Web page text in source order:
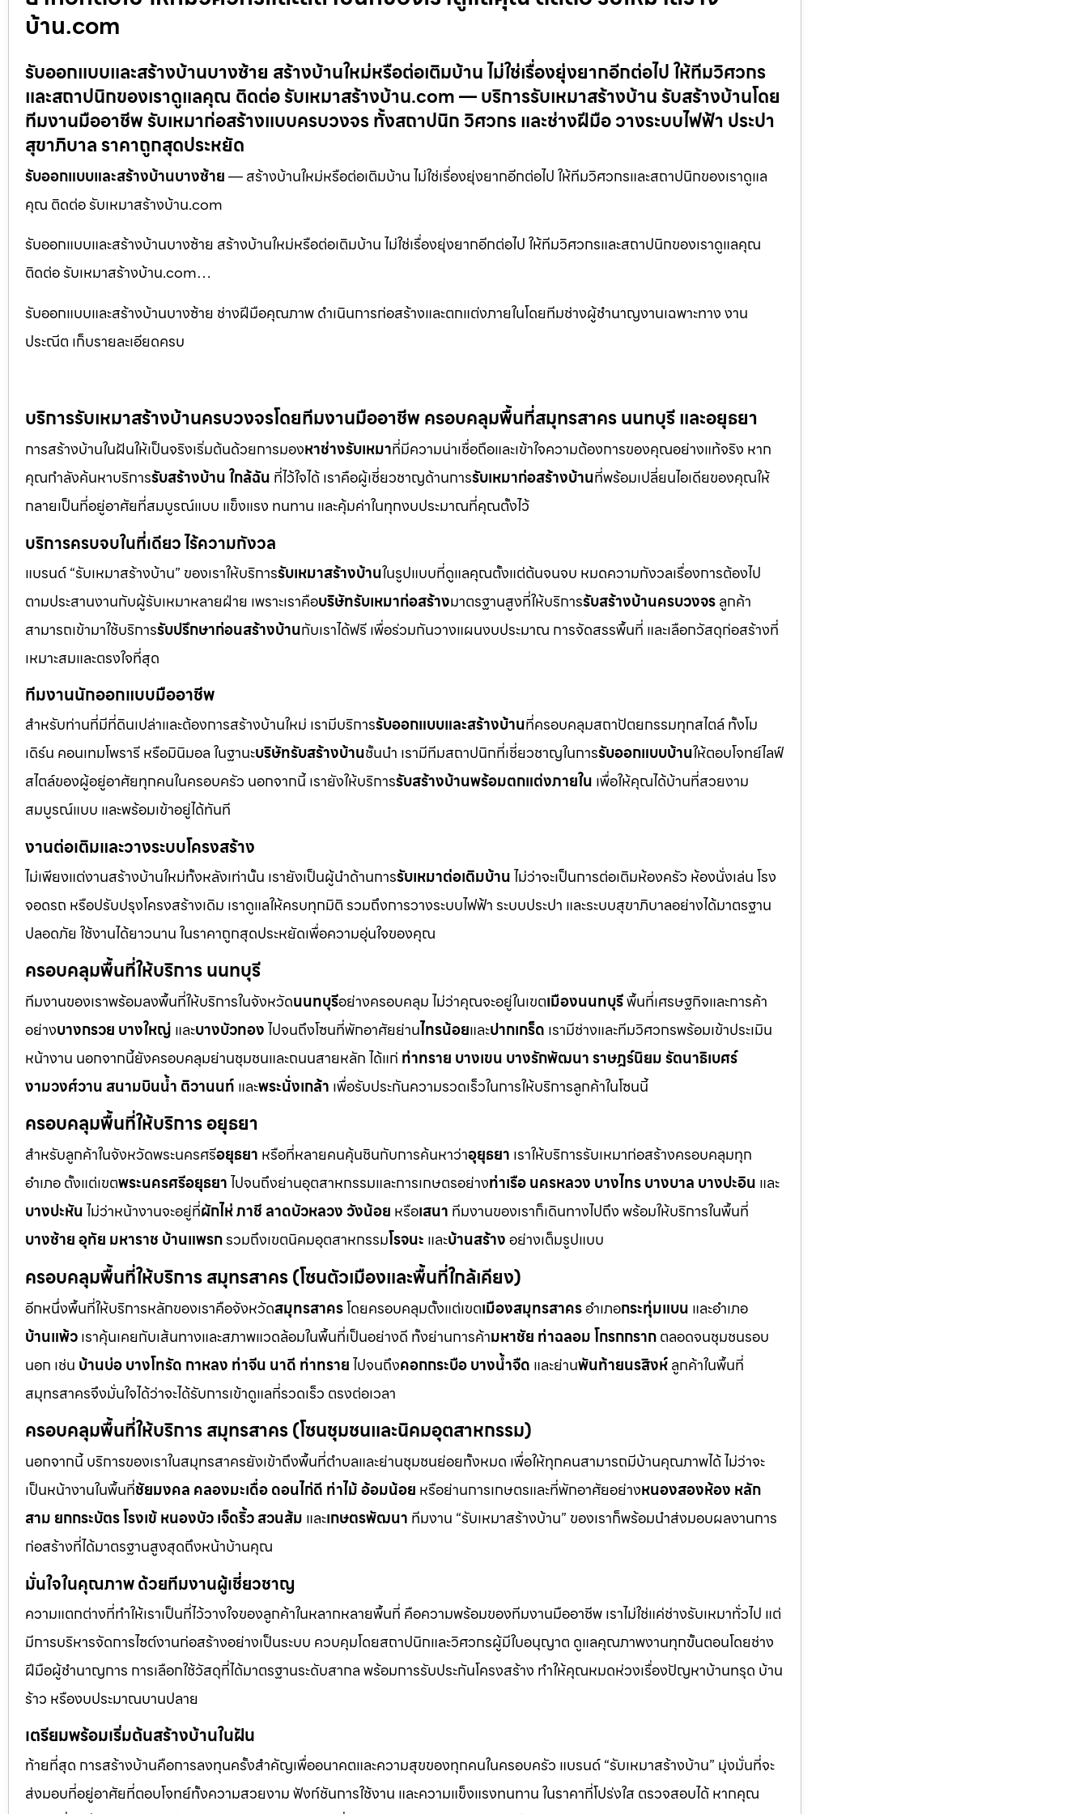
บ้าน.com
รับออกแบบและสร้างบ้านบางซ้าย สร้างบ้านใหม่หรือต่อเติมบ้าน ไม่ใช่เรื่องยุ่งยากอีกต่อไป ให้ทีมวิศวกร
และสถาปนิกของเราดูแลคุณ ติดต่อ รับเหมาสร้างบ้าน.com — บริการรับเหมาสร้างบ้าน รับสร้างบ้านโดย
ทีมงานมืออาชีพ รับเหมาก่อสร้างแบบครบวงจร ทั้งสถาปนิก วิศวกร และช่างฝีมือ วางระบบไฟฟ้า ประปา
สุขาภิบาล ราคาถูกสุดประหยัด
รับออกแบบและสร้างบ้านบางซ้าย— สร้างบ้านใหม่หรือต่อเติมบ้าน ไม่ใช่เรื่องยุ่งยากอีกต่อไป ให้ทีมวิศวกรและสถาปนิกของเราดูแล
คุณ ติดต่อ รับเหมาสร้างบ้าน.com
รับออกแบบและสร้างบ้านบางซ้าย สร้างบ้านใหม่หรือต่อเติมบ้าน ไม่ใช่เรื่องยุ่งยากอีกต่อไป ให้ทีมวิศวกรและสถาปนิกของเราดูแลคุณ
ติดต่อ รับเหมาสร้างบ้าน.com…
รับออกแบบและสร้างบ้านบางซ้าย ช่างฝีมือคุณภาพ ดำเนินการก่อสร้างและตกแต่งภายในโดยทีมช่างผู้ชำนาญงานเฉพาะทาง งาน
ประณีต เก็บรายละเอียดครบ
บริการรับเหมาสร้างบ้านครบวงจรโดยทีมงานมืออาชีพ ครอบคลุมพื้นที่สมุทรสาคร นนทบุรี และอยุธยา
การสร้างบ้านในฝันให้เป็นจริงเริ่มต้นด้วยการมองหาช่างรับเหมาที่มีความน่าเชื่อถือและเข้าใจความต้องการของคุณอย่างแท้จริง หาก
คุณกำลังค้นหาบริการรับสร้างบ้าน ใกล้ฉัน ที่ไว้ใจได้ เราคือผู้เชี่ยวชาญด้านการรับเหมาก่อสร้างบ้านที่พร้อมเปลี่ยนไอเดียของคุณให้
กลายเป็นที่อยู่อาศัยที่สมบูรณ์แบบ แข็งแรง ทนทาน และคุ้มค่าในทุกงบประมาณที่คุณตั้งไว้
บริการครบจบในที่เดียว ไร้ความกังวล
แบรนด์ “รับเหมาสร้างบ้าน” ของเราให้บริการรับเหมาสร้างบ้านในรูปแบบที่ดูแลคุณตั้งแต่ต้นจนจบ หมดความกังวลเรื่องการต้องไป
ตามประสานงานกับผู้รับเหมาหลายฝ่าย เพราะเราคือบริษัทรับเหมาก่อสร้างมาตรฐานสูงที่ให้บริการรับสร้างบ้านครบวงจรลูกค้า
สามารถเข้ามาใช้บริการรับปรึกษาก่อนสร้างบ้านกับเราได้ฟรี เพื่อร่วมกันวางแผนงบประมาณ การจัดสรรพื้นที่ และเลือกวัสดุก่อสร้างที่
เหมาะสมและตรงใจที่สุด
ทีมงานนักออกแบบมืออาชีพ
สำหรับท่านที่มีที่ดินเปล่าและต้องการสร้างบ้านใหม่ เรามีบริการรับออกแบบและสร้างบ้านที่ครอบคลุมสถาปัตยกรรมทุกสไตล์ ทั้งโม
เดิร์น คอนเทมโพรารี หรือมินิมอล ในฐานะบริษัทรับสร้างบ้านชั้นนำ เรามีทีมสถาปนิกที่เชี่ยวชาญในการรับออกแบบบ้านให้ตอบโจทย์ไลฟ์
สไตล์ของผู้อยู่อาศัยทุกคนในครอบครัว นอกจากนี้ เรายังให้บริการรับสร้างบ้านพร้อมตกแต่งภายใน เพื่อให้คุณได้บ้านที่สวยงาม
สมบูรณ์แบบ และพร้อมเข้าอยู่ได้ทันที
งานต่อเติมและวางระบบโครงสร้าง
ไม่เพียงแต่งานสร้างบ้านใหม่ทั้งหลังเท่านั้น เรายังเป็นผู้นำด้านการรับเหมาต่อเติมบ้านไม่ว่าจะเป็นการต่อเติมห้องครัว ห้องนั่งเล่น โรง
จอดรถ หรือปรับปรุงโครงสร้างเดิม เราดูแลให้ครบทุกมิติ รวมถึงการวางระบบไฟฟ้า ระบบประปา และระบบสุขาภิบาลอย่างได้มาตรฐาน
ปลอดภัย ใช้งานได้ยาวนาน ในราคาถูกสุดประหยัดเพื่อความอุ่นใจของคุณ
ครอบคลุมพื้นที่ให้บริการ นนทบุรี
ทีมงานของเราพร้อมลงพื้นที่ให้บริการในจังหวัดนนทบุรีอย่างครอบคลุม ไม่ว่าคุณจะอยู่ในเขตเมืองนนทบุรีพื้นที่เศรษฐกิจและการค้า
อย่างบางกรวย บางใหญ่ และบางบัวทองไปจนถึงโซนที่พักอาศัยย่านไทรน้อยและปากเกร็ด เรามีช่างและทีมวิศวกรพร้อมเข้าประเมิน
หน้างาน นอกจากนี้ยังครอบคลุมย่านชุมชนและถนนสายหลัก ได้แก่ ท่าทราย บางเขน บางรักพัฒนา ราษฎร์นิยม รัตนาธิเบศร์
งามวงศ์วาน สนามบินน้ำ ติวานนท์ และพระนั่งเกล้า เพื่อรับประกันความรวดเร็วในการให้บริการลูกค้าในโซนนี้
ครอบคลุมพื้นที่ให้บริการ อยุธยา
สำหรับลูกค้าในจังหวัดพระนครศรีอยุธยา หรือที่หลายคนคุ้นชินกับการค้นหาว่าอุยุธยา เราให้บริการรับเหมาก่อสร้างครอบคลุมทุก
อำเภอ ตั้งแต่เขตพระนครศรีอยุธยาไปจนถึงย่านอุตสาหกรรมและการเกษตรอย่างท่าเรือ นครหลวง บางไทร บางบาล บางปะอิน และ
บางปะหันไม่ว่าหน้างานจะอยู่ที่ผักไห่ ภาชี ลาดบัวหลวง วังน้อย หรือเสนา ทีมงานของเราก็เดินทางไปถึง พร้อมให้บริการในพื้นที่
บางซ้าย อุทัย มหาราช บ้านแพรกรวมถึงเขตนิคมอุตสาหกรรมโรจนะ และบ้านสร้างอย่างเต็มรูปแบบ
ครอบคลุมพื้นที่ให้บริการ สมุทรสาคร (โซนตัวเมืองและพื้นที่ใกล้เคียง)
อีกหนึ่งพื้นที่ให้บริการหลักของเราคือจังหวัดสมุทรสาครโดยครอบคลุมตั้งแต่เขตเมืองสมุทรสาครอำเภอกระทุ่มแบน และอำเภอ
บ้านแพ้วเราคุ้นเคยกับเส้นทางและสภาพแวดล้อมในพื้นที่เป็นอย่างดี ทั้งย่านการค้ามหาชัย ท่าฉลอม โกรกกรากตลอดจนชุมชนรอบ
นอก เช่น บ้านบ่อ บางโทรัด กาหลง ท่าจีน นาดี ท่าทรายไปจนถึงคอกกระบือ บางน้ำจืด และย่านพันท้ายนรสิงห์ลูกค้าในพื้นที่
สมุทรสาครจึงมั่นใจได้ว่าจะได้รับการเข้าดูแลที่รวดเร็ว ตรงต่อเวลา
ครอบคลุมพื้นที่ให้บริการ สมุทรสาคร (โซนชุมชนและนิคมอุตสาหกรรม)
นอกจากนี้ บริการของเราในสมุทรสาครยังเข้าถึงพื้นที่ตำบลและย่านชุมชนย่อยทั้งหมด เพื่อให้ทุกคนสามารถมีบ้านคุณภาพได้ ไม่ว่าจะ
เป็นหน้างานในพื้นที่ชัยมงคล คลองมะเดื่อ ดอนไก่ดี ท่าไม้ อ้อมน้อย หรือย่านการเกษตรและที่พักอาศัยอย่างหนองสองห้อง หลัก
สาม ยกกระบัตร โรงเข้ หนองบัว เจ็ดริ้ว สวนส้ม และเกษตรพัฒนา ทีมงาน “รับเหมาสร้างบ้าน” ของเราก็พร้อมนำส่งมอบผลงานการ
ก่อสร้างที่ได้มาตรฐานสูงสุดถึงหน้าบ้านคุณ
มั่นใจในคุณภาพ ด้วยทีมงานผู้เชี่ยวชาญ
ความแตกต่างที่ทำให้เราเป็นที่ไว้วางใจของลูกค้าในหลากหลายพื้นที่ คือความพร้อมของทีมงานมืออาชีพ เราไม่ใช่แค่ช่างรับเหมาทั่วไป แต่
มีการบริหารจัดการไซต์งานก่อสร้างอย่างเป็นระบบ ควบคุมโดยสถาปนิกและวิศวกรผู้มีใบอนุญาต ดูแลคุณภาพงานทุกขั้นตอนโดยช่าง
ฝีมือผู้ชำนาญการ การเลือกใช้วัสดุที่ได้มาตรฐานระดับสากล พร้อมการรับประกันโครงสร้าง ทำให้คุณหมดห่วงเรื่องปัญหาบ้านทรุด บ้าน
ร้าว หรืองบประมาณบานปลาย
เตรียมพร้อมเริ่มต้นสร้างบ้านในฝัน
ท้ายที่สุด การสร้างบ้านคือการลงทุนครั้งสำคัญเพื่ออนาคตและความสุขของทุกคนในครอบครัว แบรนด์ “รับเหมาสร้างบ้าน” มุ่งมั่นที่จะ
ส่งมอบที่อยู่อาศัยที่ตอบโจทย์ทั้งความสวยงาม ฟังก์ชันการใช้งาน และความแข็งแรงทนทาน ในราคาที่โปร่งใส ตรวจสอบได้ หากคุณ